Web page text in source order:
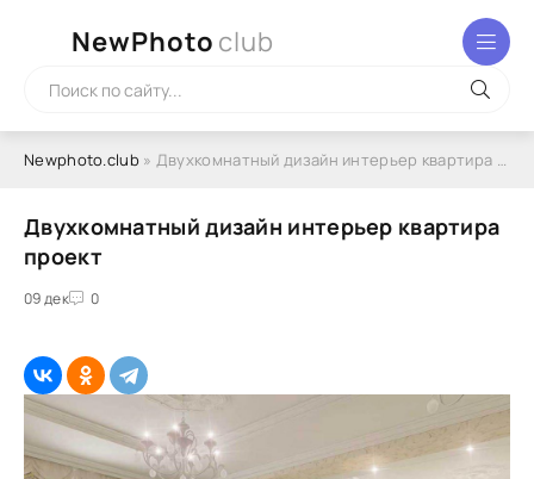
NewPhoto club
Newphoto.club» Двухкомнатный дизайн интерьер квартира проект
Двухкомнатный дизайн интерьер квартира
проект
09 дек 0